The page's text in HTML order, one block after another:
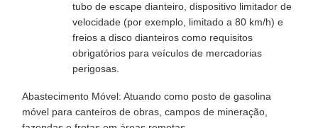
tubo de escape dianteiro, dispositivo limitador de
velocidade (por exemplo, limitado a 80 km/h) e
freios a disco dianteiros como requisitos
obrigatórios para veículos de mercadorias
perigosas.
Abastecimento Móvel: Atuando como posto de gasolina
móvel para canteiros de obras, campos de mineração,